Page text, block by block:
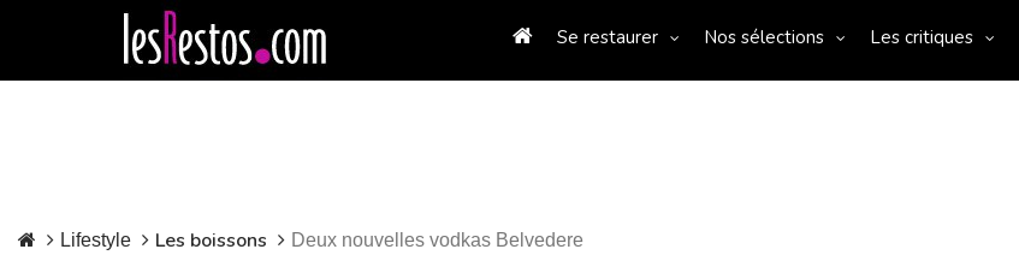
Se restaurer Nos sélections Les critiques
Lifestyle Les boissons Deux nouvelles vodkas Belvedere